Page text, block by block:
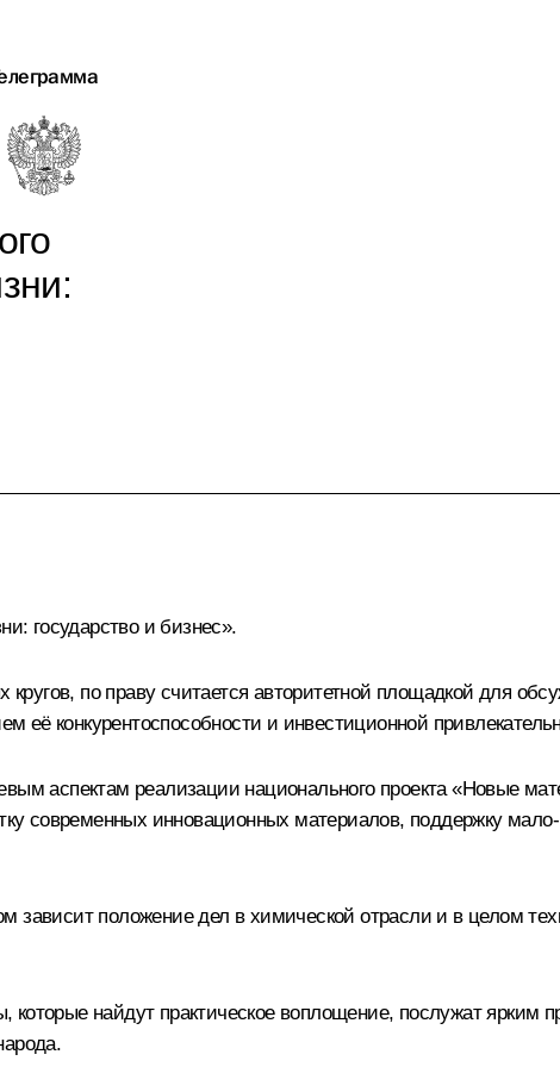
государство и бизнес».
по праву считается авторитетной площадкой для
конкурентоспособности и инвестиционной
аспектам реализации национального проекта «Новые
современных инновационных материалов, поддержку
зависит положение дел в химической отрасли и в целом
найдут практическое воплощение, послужат ярким